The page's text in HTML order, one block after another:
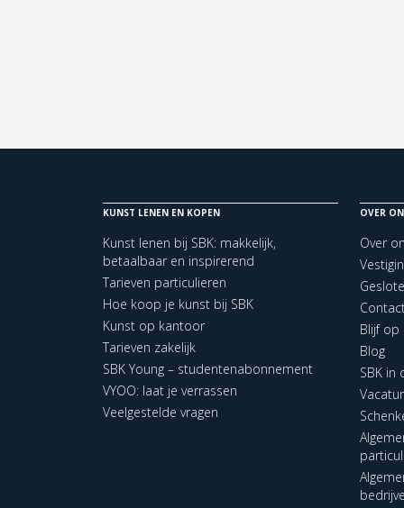
KUNST LENEN EN KOPEN
Kunst lenen bij SBK: makkelijk,
betaalbaar en inspirerend
Tarieven particulieren
Hoe koop je kunst bij SBK
Kunst op kantoor
Tarieven zakelijk
SBK Young – studentenabonnement
VYOO: laat je verrassen
Veelgestelde vragen
OVER
Over
Blijf op
Blog
SBK in